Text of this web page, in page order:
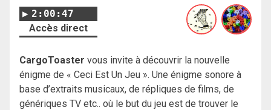
2:00:47
Accès direct
CargoToaster vous invite à découvrir la nouvelle
énigme de « Ceci Est Un Jeu ». Une énigme sonore à
base d’extraits musicaux, de répliques de films, de
génériques TV etc.. où le but du jeu est de trouver le